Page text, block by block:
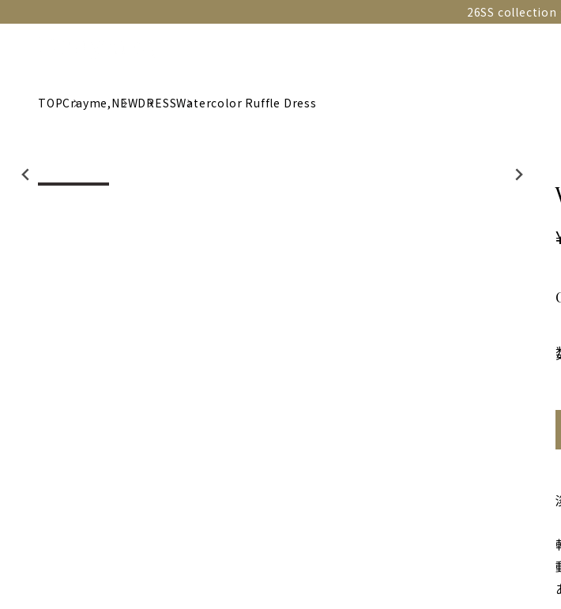
26SS collection
TOPCrayme,NEWDRESSWatercolor Ruffle Dress